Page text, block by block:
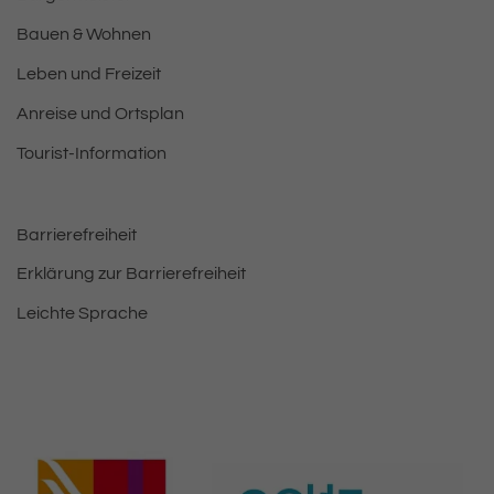
Bauen & Wohnen
Leben und Freizeit
Anreise und Ortsplan
Tourist-Information
Barrierefreiheit
Erklärung zur Barrierefreiheit
Leichte Sprache